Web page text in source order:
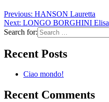
Previous: HANSON Lauretta
Next: LONGO BORGHINI Elisa
Search for:
Recent Posts
Ciao mondo!
Recent Comments